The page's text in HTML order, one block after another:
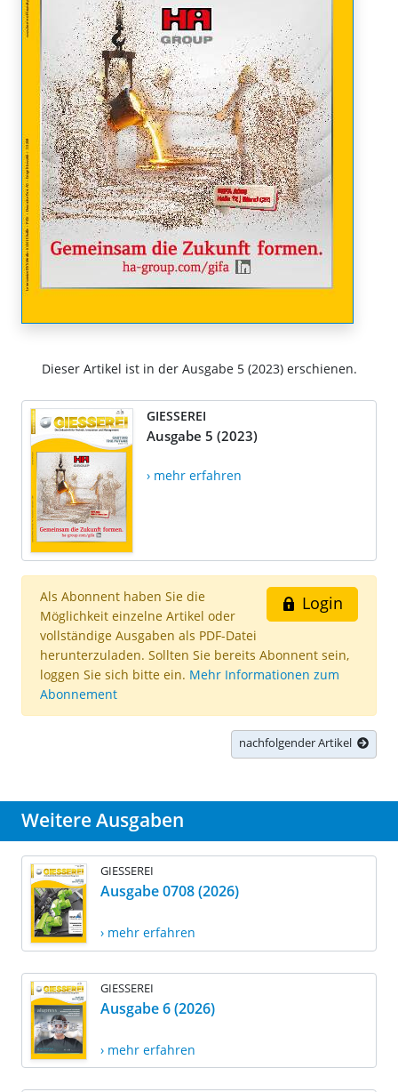
Dieser Artikel ist in der Ausgabe 5 (2023) erschienen.
GIESSEREI
Ausgabe 5 (2023)
› mehr erfahren
Login
Als Abonnent haben Sie die
Möglichkeit einzelne Artikel oder
vollständige Ausgaben als PDF-Datei
herunterzuladen. Sollten Sie bereits Abonnent sein,
loggen Sie sich bitte ein. Mehr Informationen zum
Abonnement
nachfolgender Artikel
Weitere Ausgaben
GIESSEREI
Ausgabe 0708 (2026)
› mehr erfahren
GIESSEREI
Ausgabe 6 (2026)
› mehr erfahren